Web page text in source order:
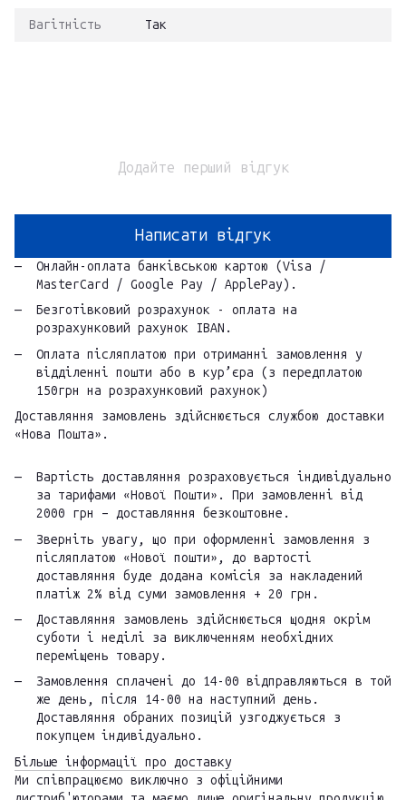
Вагітність Так
Додайте перший відгук
Написати відгук
Онлайн-оплата банківською картою (Visa /
MasterCard / Google Pay / ApplePay).
Безготівковий розрахунок - оплата на
розрахунковий рахунок IBAN.
Оплата післяплатою при отриманні замовлення у
відділенні пошти або в кур’єра (з передплатою
150грн на розрахунковий рахунок)
Доставляння замовлень здійснюється службою доставки
«Нова Пошта».
Вартість доставляння розраховується індивідуально
за тарифами «Нової Пошти». При замовленні від
2000 грн – доставляння безкоштовне.
Зверніть увагу, що при оформленні замовлення з
післяплатою «Нової пошти», до вартості
доставляння буде додана комісія за накладений
платіж 2% від суми замовлення + 20 грн.
Доставляння замовлень здійснюється щодня окрім
суботи і неділі за виключенням необхідних
переміщень товару.
Замовлення сплачені до 14-00 відправляються в той
же день, після 14-00 на наступний день.
Доставляння обраних позицій узгоджується з
покупцем індивідуально.
Більше інформації про доставку
Ми співпрацюємо виключно з офіційними